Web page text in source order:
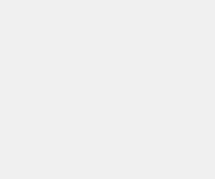
わりのヴィンテー
ツが良いのに、靴や時
安全法の遵守
１点残らずPSE検査に
検査を行うため、当店
ィークやヴィンテージ